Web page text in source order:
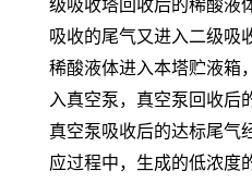
级吸收塔回收后的稀酸液
吸收的尾气又进入二级吸
稀酸液体进入本塔贮液箱
入真空泵，真空泵回收后
真空泵吸收后的达标尾气
应过程中，生成的低浓度